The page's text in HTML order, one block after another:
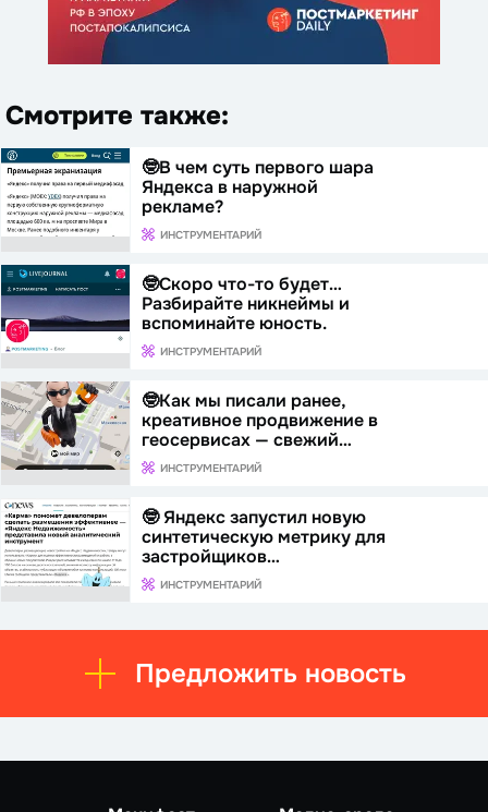
Смотрите также:
🤓В чем суть первого шара
Яндекса в наружной
рекламе?
ИНСТРУМЕНТАРИЙ
🤓Скоро что-то будет…
Разбирайте никнеймы и
вспоминайте юность.
ИНСТРУМЕНТАРИЙ
🤓Как мы писали ранее,
креативное продвижение в
геосервисах — свежий…
ИНСТРУМЕНТАРИЙ
🤓 Яндекс запустил новую
синтетическую метрику для
застройщиков…
ИНСТРУМЕНТАРИЙ
Предложить новость